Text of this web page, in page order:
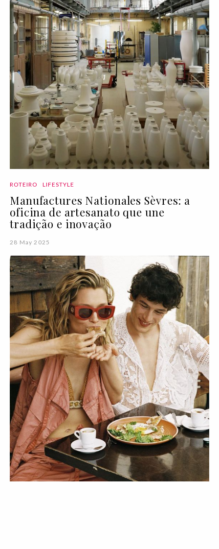
ROTEIRO LIFESTYLE
Manufactures Nationales Sèvres: a
oficina de artesanato que une
tradição e inovação
28 May 2025